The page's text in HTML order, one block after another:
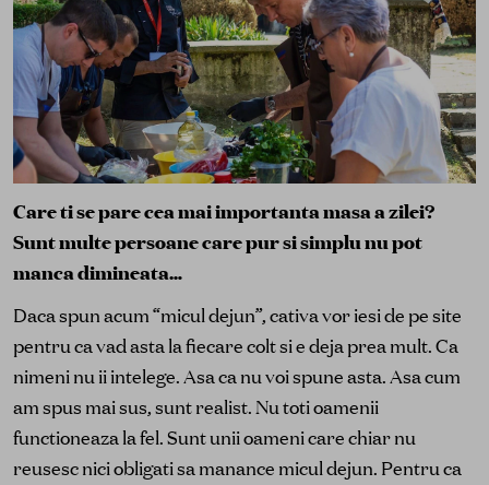
Care ti se pare cea mai importanta masa a zilei?
Sunt multe persoane care pur si simplu nu pot
manca dimineata…
Daca spun acum “micul dejun”, cativa vor iesi de pe site
pentru ca vad asta la fiecare colt si e deja prea mult. Ca
nimeni nu ii intelege. Asa ca nu voi spune asta. Asa cum
am spus mai sus, sunt realist. Nu toti oamenii
functioneaza la fel. Sunt unii oameni care chiar nu
reusesc nici obligati sa manance micul dejun. Pentru ca